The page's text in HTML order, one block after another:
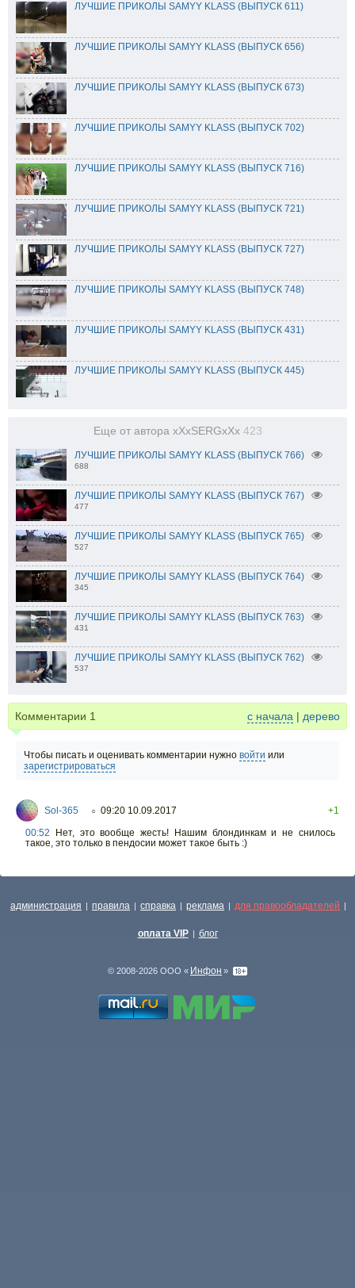
ЛУЧШИЕ ПРИКОЛЫ SAMYY KLASS (ВЫПУСК 611)
ЛУЧШИЕ ПРИКОЛЫ SAMYY KLASS (ВЫПУСК 656)
ЛУЧШИЕ ПРИКОЛЫ SAMYY KLASS (ВЫПУСК 673)
ЛУЧШИЕ ПРИКОЛЫ SAMYY KLASS (ВЫПУСК 702)
ЛУЧШИЕ ПРИКОЛЫ SAMYY KLASS (ВЫПУСК 716)
ЛУЧШИЕ ПРИКОЛЫ SAMYY KLASS (ВЫПУСК 721)
ЛУЧШИЕ ПРИКОЛЫ SAMYY KLASS (ВЫПУСК 727)
ЛУЧШИЕ ПРИКОЛЫ SAMYY KLASS (ВЫПУСК 748)
ЛУЧШИЕ ПРИКОЛЫ SAMYY KLASS (ВЫПУСК 431)
ЛУЧШИЕ ПРИКОЛЫ SAMYY KLASS (ВЫПУСК 445)
Еще от автора xXxSERGxXx 423
ЛУЧШИЕ ПРИКОЛЫ SAMYY KLASS (ВЫПУСК 766)
688
ЛУЧШИЕ ПРИКОЛЫ SAMYY KLASS (ВЫПУСК 767)
477
ЛУЧШИЕ ПРИКОЛЫ SAMYY KLASS (ВЫПУСК 765)
527
ЛУЧШИЕ ПРИКОЛЫ SAMYY KLASS (ВЫПУСК 764)
345
ЛУЧШИЕ ПРИКОЛЫ SAMYY KLASS (ВЫПУСК 763)
431
ЛУЧШИЕ ПРИКОЛЫ SAMYY KLASS (ВЫПУСК 762)
537
Комментарии 1 с начала | дерево
Чтобы писать и оценивать комментарии нужно войти или
зарегистрироваться
Sol-365 ○ 09:20 10.09.2017
+1
00:52 Нет, это вообще жесть! Нашим блондинкам и не снилось
такое, это только в пендосии может такое быть :)
администрация | правила | справка | реклама | для правообладателей |
оплата VIP | блог
© 2008-2026 ООО « Инфон »